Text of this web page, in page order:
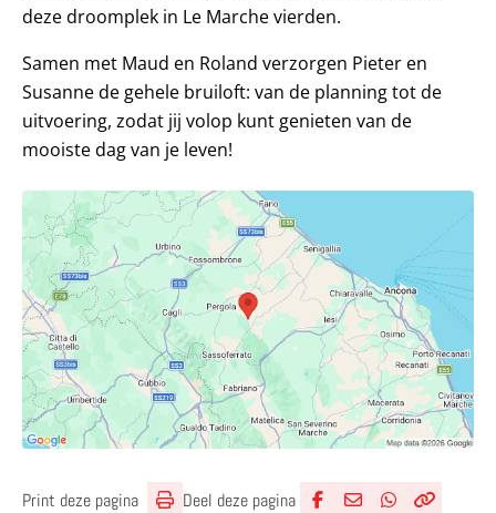
deze droomplek in Le Marche vierden.
Samen met Maud en Roland verzorgen Pieter en
Susanne de gehele bruiloft: van de planning tot de
uitvoering, zodat jij volop kunt genieten van de
mooiste dag van je leven!
Print deze pagina Deel deze pagina